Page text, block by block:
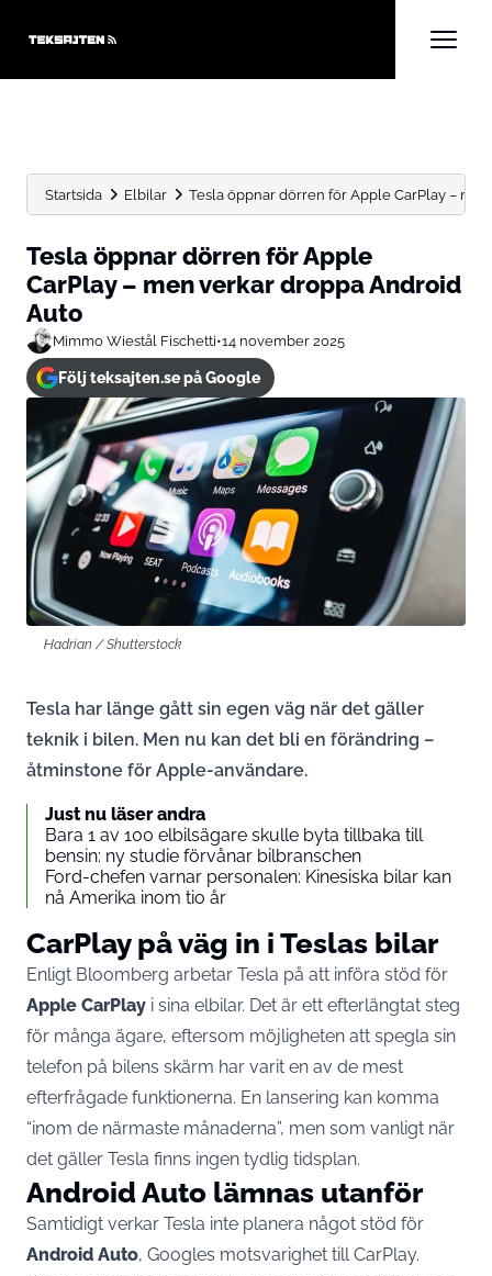
Startsida Elbilar Tesla öppnar dörren för Apple CarPlay –
Tesla öppnar dörren för Apple
CarPlay – men verkar droppa Android
Auto
Mimmo Wiestål Fischetti•14 november 2025
Följ teksajten.se på Google
Hadrian / Shutterstock
Tesla har länge gått sin egen väg när det gäller
teknik i bilen. Men nu kan det bli en förändring –
åtminstone för Apple-användare.
Just nu läser andra
Bara 1 av 100 elbilsägare skulle byta tillbaka till
bensin: ny studie förvånar bilbranschen
Ford-chefen varnar personalen: Kinesiska bilar kan
nå Amerika inom tio år
CarPlay på väg in i Teslas bilar
Enligt Bloomberg arbetar Tesla på att införa stöd för
Apple CarPlay i sina elbilar. Det är ett efterlängtat steg
för många ägare, eftersom möjligheten att spegla sin
telefon på bilens skärm har varit en av de mest
efterfrågade funktionerna. En lansering kan komma
“inom de närmaste månaderna”, men som vanligt när
det gäller Tesla finns ingen tydlig tidsplan.
Android Auto lämnas utanför
Samtidigt verkar Tesla inte planera något stöd för
Android Auto, Googles motsvarighet till CarPlay.